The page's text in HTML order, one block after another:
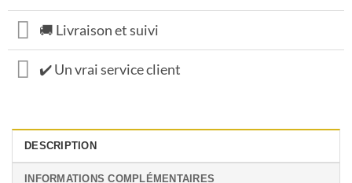
🚚 Livraison et suivi
✔️ Un vrai service client
DESCRIPTION
INFORMATIONS COMPLÉMENTAIRES